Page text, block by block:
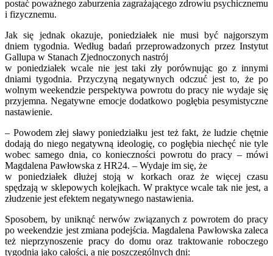
postać poważnego zaburzenia zagrażającego zdrowiu psychicznemu
i fizycznemu.
Jak się jednak okazuje, poniedziałek nie musi być najgorszym
dniem tygodnia. Według badań przeprowadzonych przez Instytut
Gallupa w Stanach Zjednoczonych nastrój
w poniedziałek wcale nie jest taki zły porównując go z innymi
dniami tygodnia. Przyczyną negatywnych odczuć jest to, że po
wolnym weekendzie perspektywa powrotu do pracy nie wydaje się
przyjemna. Negatywne emocje dodatkowo pogłębia pesymistyczne
nastawienie.
– Powodem złej sławy poniedziałku jest też fakt, że ludzie chętnie
dodają do niego negatywną ideologię, co pogłębia niechęć nie tyle
wobec samego dnia, co konieczności powrotu do pracy – mówi
Magdalena Pawłowska z HR24. – Wydaje im się, że
w poniedziałek dłużej stoją w korkach oraz że więcej czasu
spędzają w sklepowych kolejkach. W praktyce wcale tak nie jest, a
złudzenie jest efektem negatywnego nastawienia.
Sposobem, by uniknąć nerwów związanych z powrotem do pracy
po weekendzie jest zmiana podejścia. Magdalena Pawłowska zaleca
też nieprzynoszenie pracy do domu oraz traktowanie roboczego
tygodnia jako całości, a nie poszczególnych dni: